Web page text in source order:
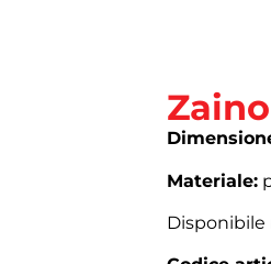
Materiale:
Disponibile